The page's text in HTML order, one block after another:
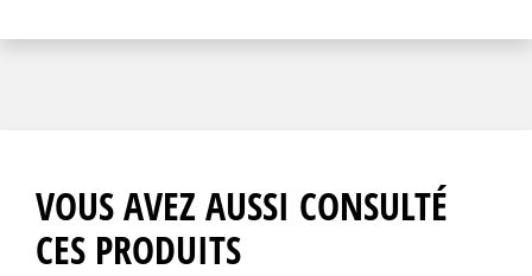
VOUS AVEZ AUSSI CONSULTÉ
CES PRODUITS